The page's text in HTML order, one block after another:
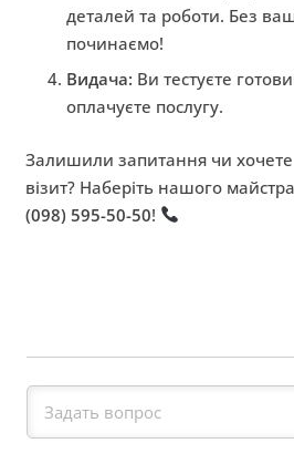
деталей та роботи. Без
починаємо!
Видача: Ви тестуєте
оплачуєте послугу.
Залишили запитання чи
візит? Наберіть нашого
(098) 595-50-50!